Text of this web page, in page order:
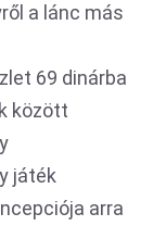
a lánc más
69 dinárba
között
játék
arra